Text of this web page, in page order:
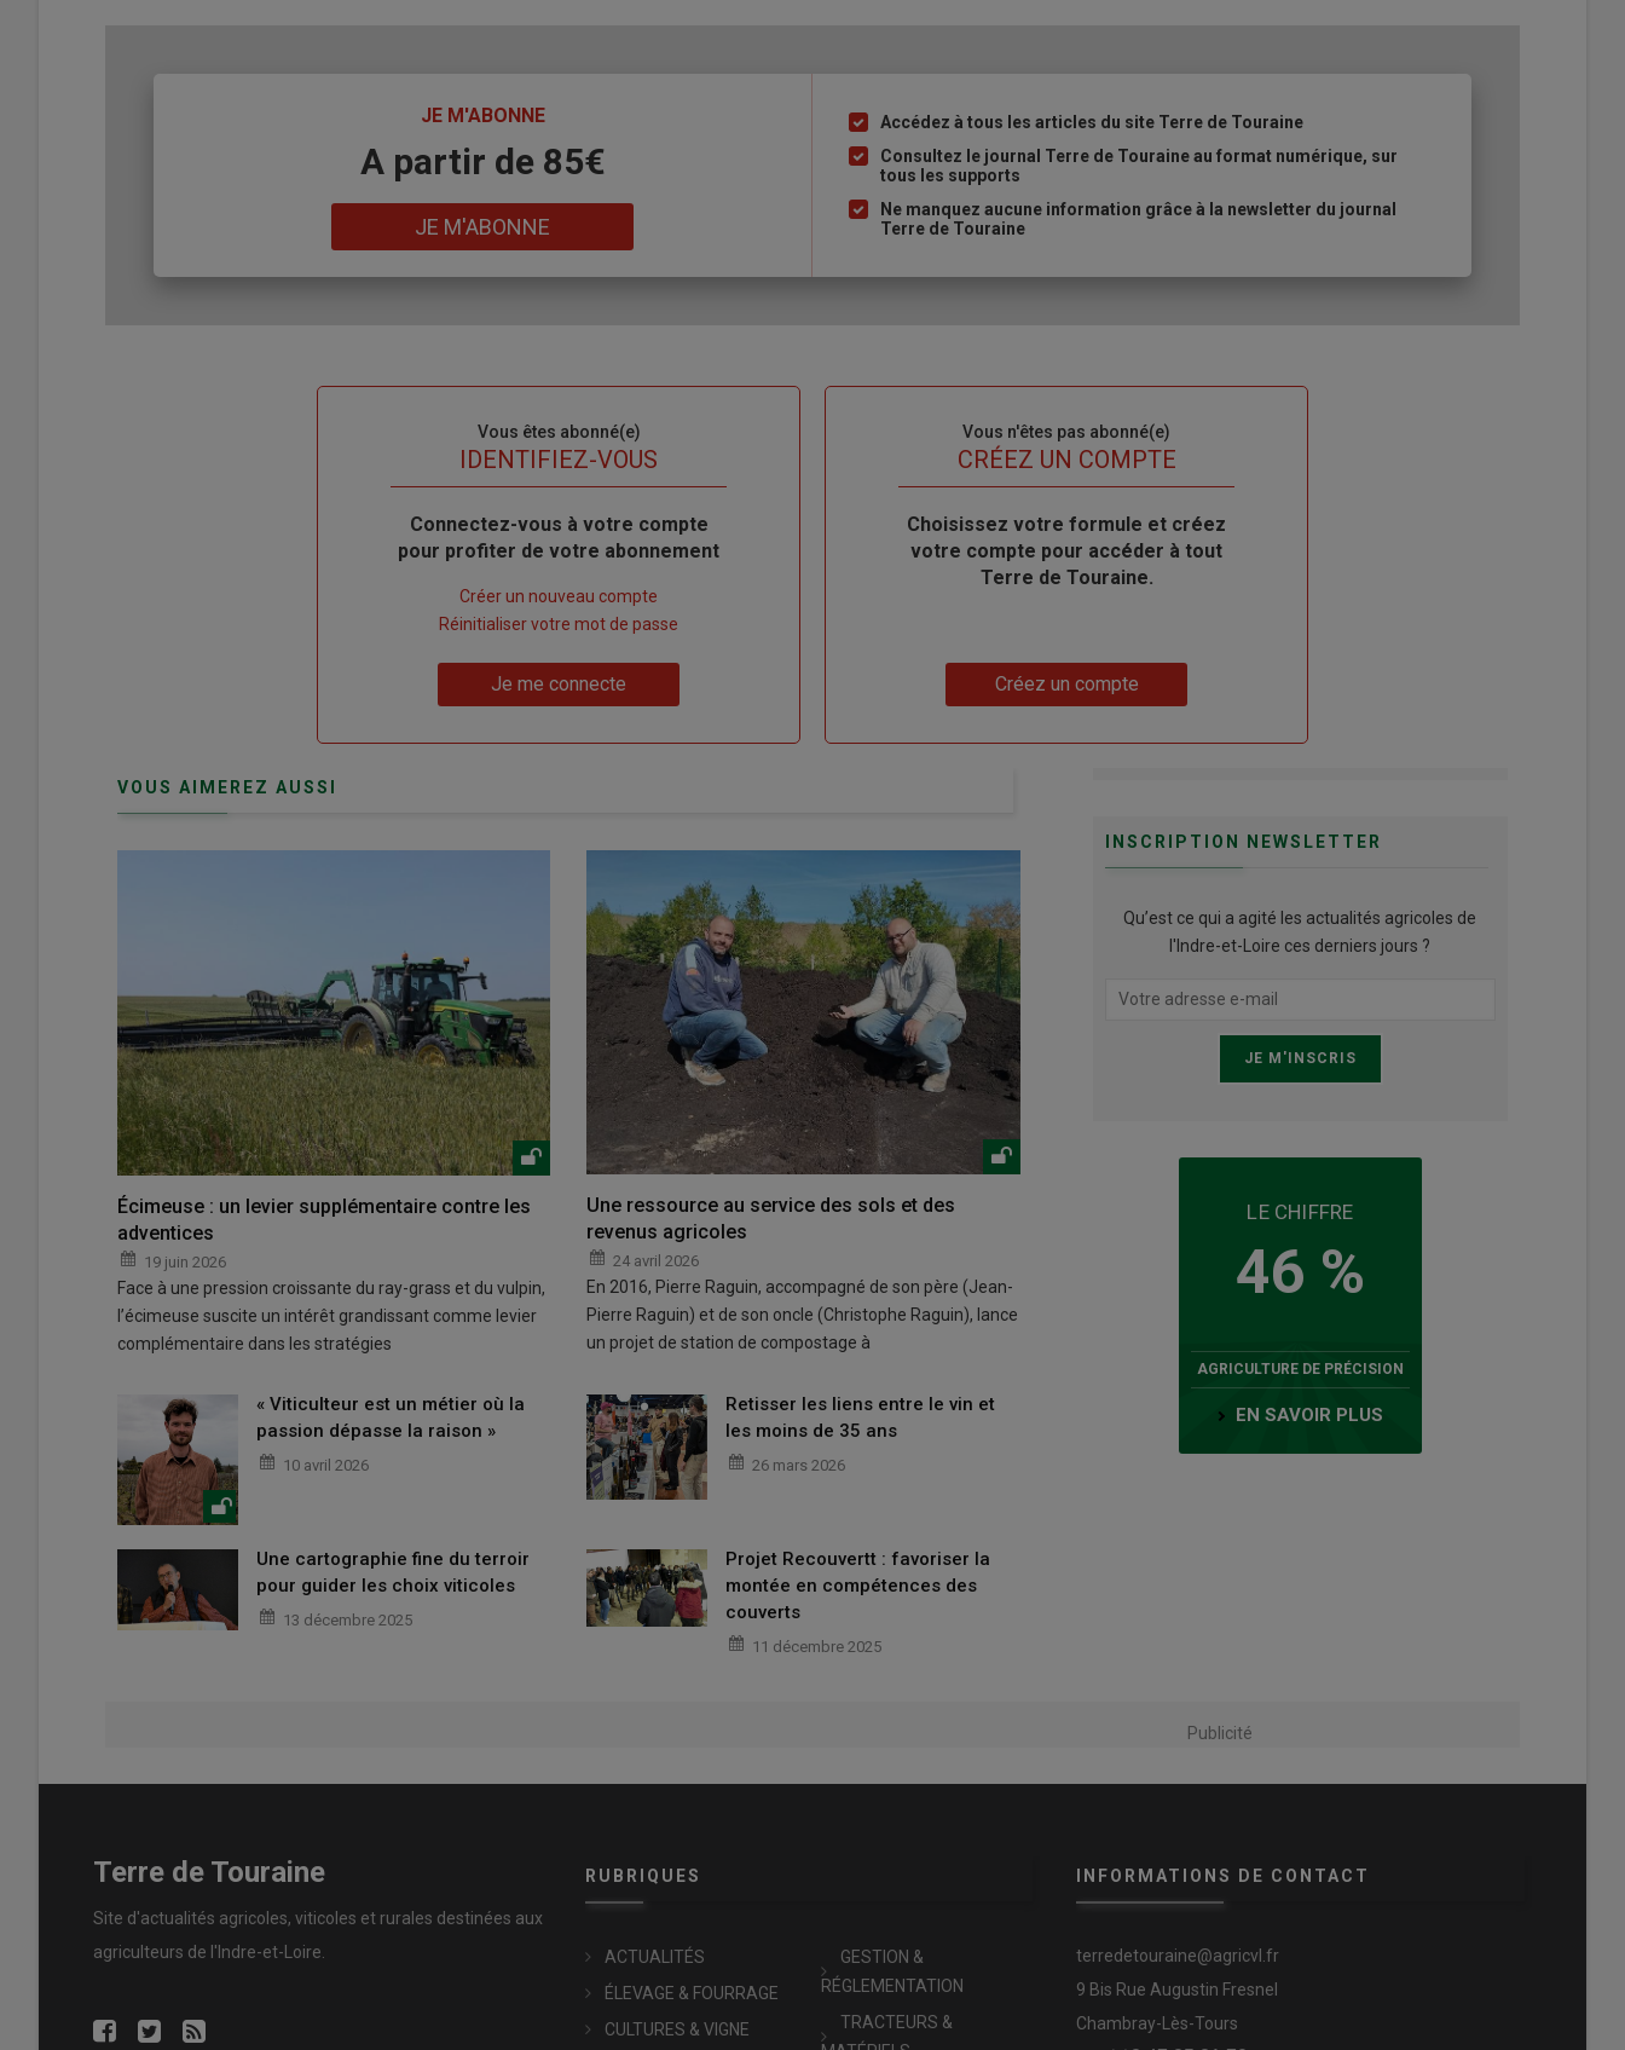
JE M'ABONNE
A partir de 85€
JE M'ABONNE
Liste
à
puce
Accédez à tous les articles du site Terre de Touraine
Consultez le journal Terre de Touraine au format numérique, sur
tous les supports
Ne manquez aucune information grâce à la newsletter du journal
Terre de Touraine
Vous êtes abonné(e)
IDENTIFIEZ-VOUS
Body
Connectez-vous à votre compte
pour profiter de votre abonnement
compte"
Créer un nouveau compte
Réinitialiser votre mot de passe
Je me connecte
Vous n'êtes pas abonné(e)
TITRECRÉEZ UN COMPTE
Body
Choisissez votre formule et créez
votre compte pour accéder à tout
Terre de Touraine.
Créez un compte
VOUS AIMEREZ AUSSI
Écimeuse : un levier supplémentaire contre les
adventices
19 juin 2026
Face à une pression croissante du ray-grass et du vulpin,
l’écimeuse suscite un intérêt grandissant comme levier
complémentaire dans les stratégies
Une ressource au service des sols et des
revenus agricoles
24 avril 2026
En 2016, Pierre Raguin, accompagné de son père (Jean-
Pierre Raguin) et de son oncle (Christophe Raguin), lance
un projet de station de compostage à
« Viticulteur est un métier où la
passion dépasse la raison »
10 avril 2026
Retisser les liens entre le vin et
les moins de 35 ans
26 mars 2026
Une cartographie fine du terroir
pour guider les choix viticoles
13 décembre 2025
Projet Recouvertt : favoriser la
montée en compétences des
couverts
11 décembre 2025
INSCRIPTION NEWSLETTER
Qu’est ce qui a agité les actualités agricoles de
l'Indre-et-Loire ces derniers jours ?
LE CHIFFRE
46 %
AGRICULTURE DE PRÉCISION
EN SAVOIR PLUS
Publicité
Terre de Touraine
Site d'actualités agricoles, viticoles et rurales destinées aux
agriculteurs de l'Indre-et-Loire.
RUBRIQUES
ACTUALITÉS
ÉLEVAGE & FOURRAGE
CULTURES & VIGNE
GESTION &
RÉGLEMENTATION
TRACTEURS &
INFORMATIONS DE CONTACT
terredetouraine@agricvl.fr
9 Bis Rue Augustin Fresnel
Chambray-Lès-Tours